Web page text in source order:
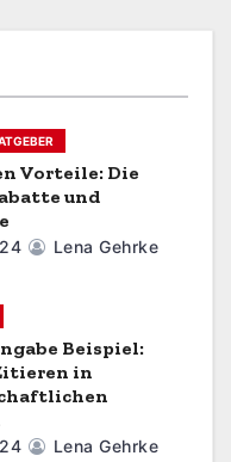
Vorteile: Die
und
Lena Gehrke
Beispiel:
in
Lena Gehrke